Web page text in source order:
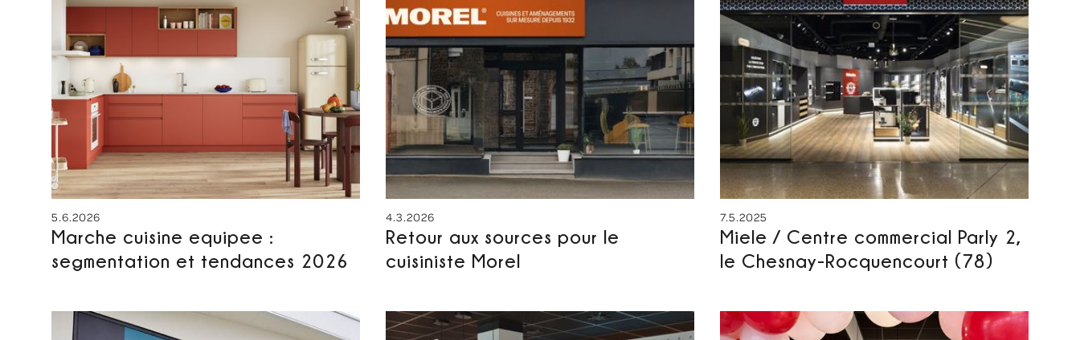
5.6.2026
Marche cuisine equipee :
segmentation et tendances 2026
4.3.2026
Retour aux sources pour le
cuisiniste Morel
7.5.2025
Miele / Centre commercial Parly 2,
le Chesnay-Rocquencourt (78)